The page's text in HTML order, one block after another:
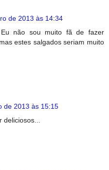
de 2013 às 14:34
Eu não sou muito fã de fazer
estes salgados seriam muito
de 2013 às 15:15